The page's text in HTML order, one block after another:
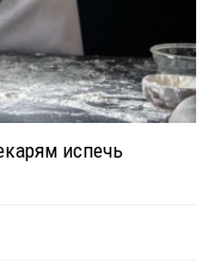
испечь